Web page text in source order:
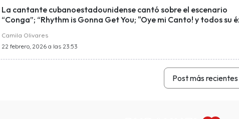
La cantante cubanoestadounidense cantó sobre el escenario
“Conga”; “Rhythm is Gonna Get You; "Oye mi Canto! y todos su
Camila Olivares
22 febrero, 2026 a las 23:53
Post más recientes